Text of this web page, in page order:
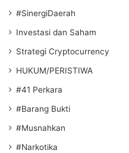
#SinergiDaerah
Investasi dan Saham
Strategi Cryptocurrency
HUKUM/PERISTIWA
#41 Perkara
#Barang Bukti
#Musnahkan
#Narkotika